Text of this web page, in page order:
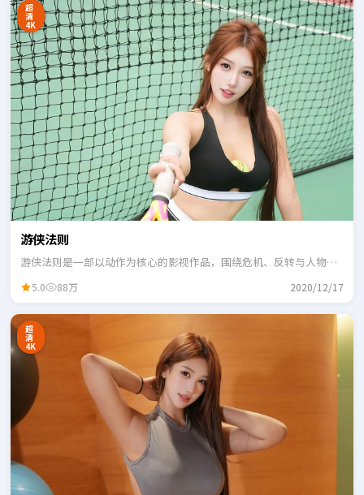
超
清
4K
游侠法则
游侠法则是一部以动作为核心的影视作品，围绕危机、反转与人物成
5.0 88万 2020/12/17
超
清
4K